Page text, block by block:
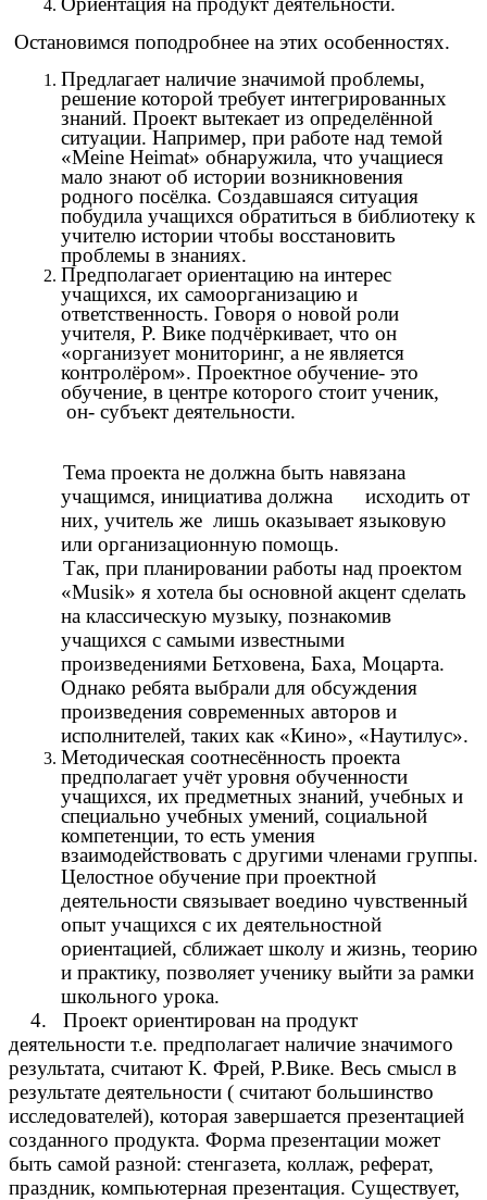
Остановимся поподробнее на этих особенностях.
Предлагает наличие значимой проблемы,
решение которой требует интегрированных
знаний. Проект вытекает из определённой
ситуации. Например, при работе над темой
«Meine Heimat» обнаружила, что учащиеся
мало знают об истории возникновения
родного посёлка. Создавшаяся ситуация
побудила учащихся обратиться в библиотеку к
учителю истории чтобы восстановить
проблемы в знаниях.
Предполагает ориентацию на интерес
учащихся, их самоорганизацию и
ответственность. Говоря о новой роли
учителя, Р. Вике подчёркивает, что он
«организует мониторинг, а не является
контролёром». Проектное обучение- это
обучение, в центре которого стоит ученик,
он- субъект деятельности.
Тема проекта не должна быть навязана
учащимся, инициатива должна исходить от
них, учитель же лишь оказывает языковую
или организационную помощь.
Так, при планировании работы над проектом
«Musik» я хотела бы основной акцент сделать
на классическую музыку, познакомив
учащихся с самыми известными
произведениями Бетховена, Баха, Моцарта.
Однако ребята выбрали для обсуждения
произведения современных авторов и
исполнителей, таких как «Кино», «Наутилус».
Методическая соотнесённость проекта
предполагает учёт уровня обученности
учащихся, их предметных знаний, учебных и
специально учебных умений, социальной
компетенции, то есть умения
взаимодействовать с другими членами группы.
Целостное обучение при проектной
деятельности связывает воедино чувственный
опыт учащихся с их деятельностной
ориентацией, сближает школу и жизнь, теорию
и практику, позволяет ученику выйти за рамки
школьного урока.
4. Проект ориентирован на продукт
деятельности т.е. предполагает наличие значимого
результата, считают К. Фрей, Р.Вике. Весь смысл в
результате деятельности ( считают большинство
исследователей), которая завершается презентацией
созданного продукта. Форма презентации может
быть самой разной: стенгазета, коллаж, реферат,
праздник, компьютерная презентация. Существует,